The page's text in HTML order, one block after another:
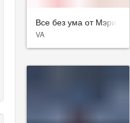
Все без ума от Мэри
VA